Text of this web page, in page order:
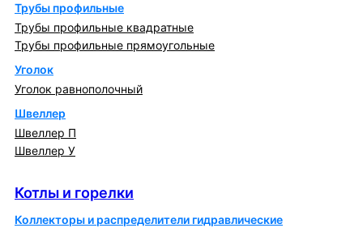
Трубы профильные
Трубы профильные квадратные
Трубы профильные прямоугольные
Уголок
Уголок равнополочный
Швеллер
Швеллер П
Швеллер У
Котлы и горелки
Коллекторы и распределители гидравлические